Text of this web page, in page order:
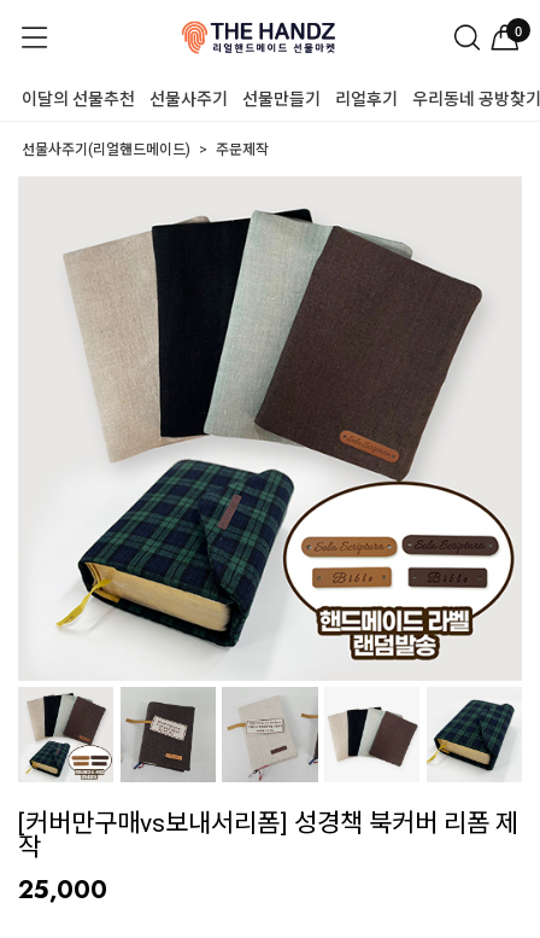
0
이달의 선물추천 선물사주기 선물만들기 리얼후기 우리동네 공방찾기
선물사주기(리얼핸드메이드) 주문제작
[커버만구매vs보내서리폼] 성경책 북커버 리폼 제
작
25,000